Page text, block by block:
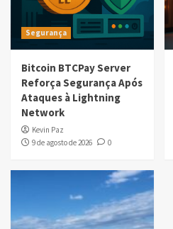
Segurança
Bitcoin BTCPay Server
Reforça Segurança Após
Ataques à Lightning
Network
Kevin Paz
9 de agosto de 2026
0